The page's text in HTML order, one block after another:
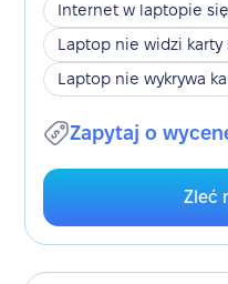
Internet w laptopie się
Laptop nie widzi karty
Laptop nie wykrywa
Zapytaj o
Zleć